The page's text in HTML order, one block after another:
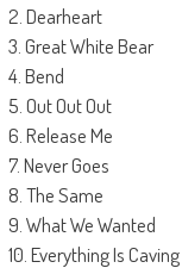
2. Dearheart
3. Great White Bear
4. Bend
5. Out Out Out
6. Release Me
7. Never Goes
8. The Same
9. What We Wanted
10. Everything Is Caving